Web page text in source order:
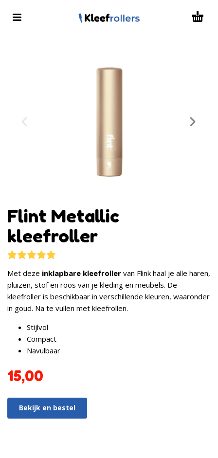
Flint Metallic
kleefroller
3
Met deze inklapbare kleefroller van Flink haal je alle haren,
pluizen, stof en roos van je kleding en meubels. De
kleefroller is beschikbaar in verschillende kleuren, waaronder
in goud. Na te vullen met kleefrollen.
Stijlvol
Compact
Navulbaar
15,00
Bekijk en bestel